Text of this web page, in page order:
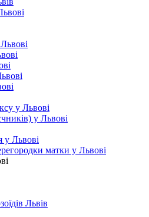
у Львові
у Львові
у Львові
матки у Львові
Львів